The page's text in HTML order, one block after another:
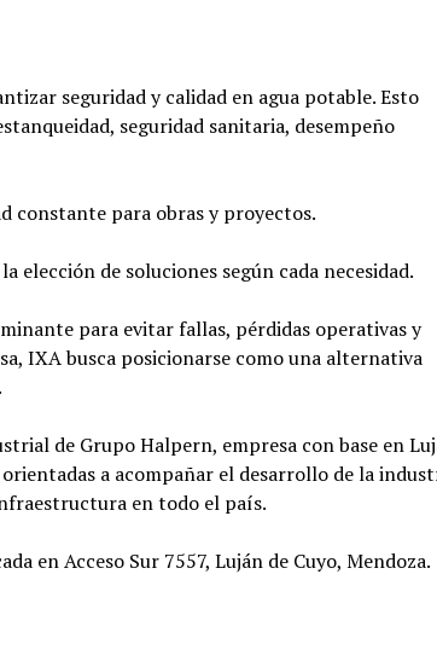
seguridad y calidad en agua potable. Esto
seguridad sanitaria, desempeño
constante para obras y proyectos.
elección de soluciones según cada necesidad.
para evitar fallas, pérdidas operativas y
IXA busca posicionarse como una alternativa
de Grupo Halpern, empresa con base en
a acompañar el desarrollo de la
en todo el país.
en Acceso Sur 7557, Luján de Cuyo, Mendoza.